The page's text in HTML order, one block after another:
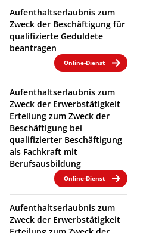
Aufenthaltserlaubnis zum
Zweck der Beschäftigung für
qualifizierte Geduldete
beantragen
Online-Dienst
Aufenthaltserlaubnis zum
Zweck der Erwerbstätigkeit
Erteilung zum Zweck der
Beschäftigung bei
qualifizierter Beschäftigung
als Fachkraft mit
Berufsausbildung
Online-Dienst
Aufenthaltserlaubnis zum
Zweck der Erwerbstätigkeit